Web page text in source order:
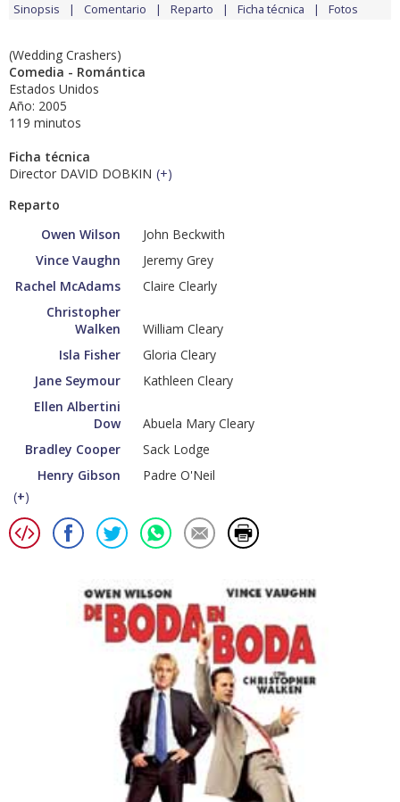
Sinopsis Comentario Reparto Ficha técnica Fotos
(Wedding Crashers)
Comedia - Romántica
Estados Unidos
Año: 2005
119 minutos
Ficha técnica
Director DAVID DOBKIN (+)
Reparto
Owen Wilson
John Beckwith
Vince Vaughn
Jeremy Grey
Rachel McAdams
Claire Clearly
Christopher
Walken
William Cleary
Isla Fisher
Gloria Cleary
Jane Seymour
Kathleen Cleary
Ellen Albertini
Dow
Abuela Mary Cleary
Bradley Cooper
Sack Lodge
Henry Gibson
Padre O'Neil
(+)